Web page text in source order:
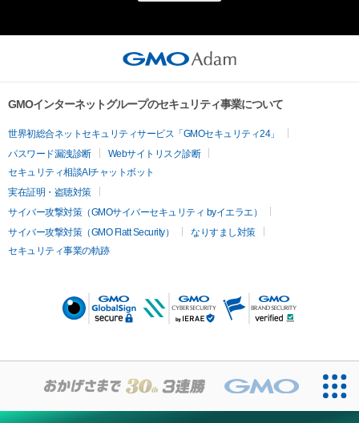
GMOインターネットグループのセキュリティ事業について
世界初総合ネットセキュリティサービス「GMOセキュリティ24」
パスワード漏洩診断
Webサイトリスク診断
セキュリティ相談AIチャットボット
実在証明・盗聴対策
サイバー攻撃対策（GMOサイバーセキュリティ byイエラエ）
サイバー攻撃対策（GMO Flatt Security）
なりすまし対策
セキュリティ事業の軌跡